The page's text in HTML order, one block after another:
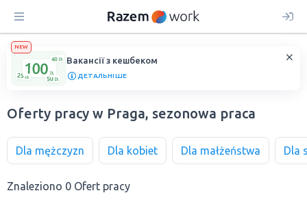
NEW
Вакансії з кешбеком
ДЕТАЛЬНІШЕ
Oferty pracy w Praga, sezonowa praca
Dla mężczyzn Dla kobiet Dla małżeństwa Dla
Znaleziono 0 Ofert pracy